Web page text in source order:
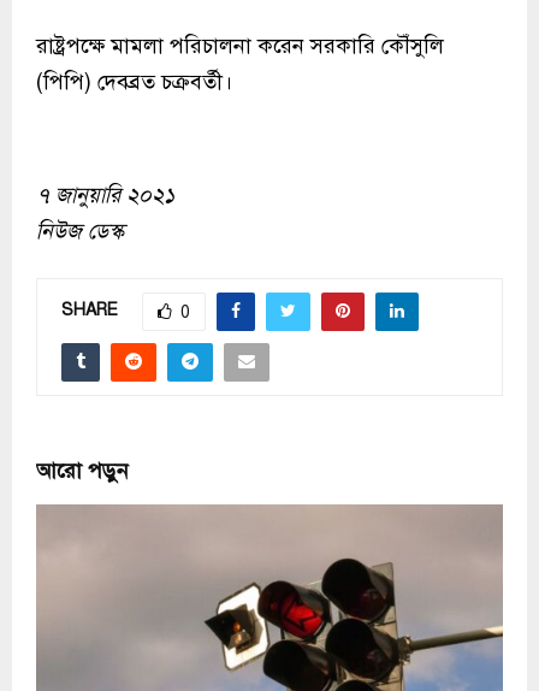
রাষ্ট্রপক্ষে মামলা পরিচালনা করেন সরকারি কৌঁসুলি
(পিপি) দেবব্রত চক্রবর্তী।
৭ জানুয়ারি ২০২১
নিউজ ডেস্ক
SHARE 0
আরো পড়ুন